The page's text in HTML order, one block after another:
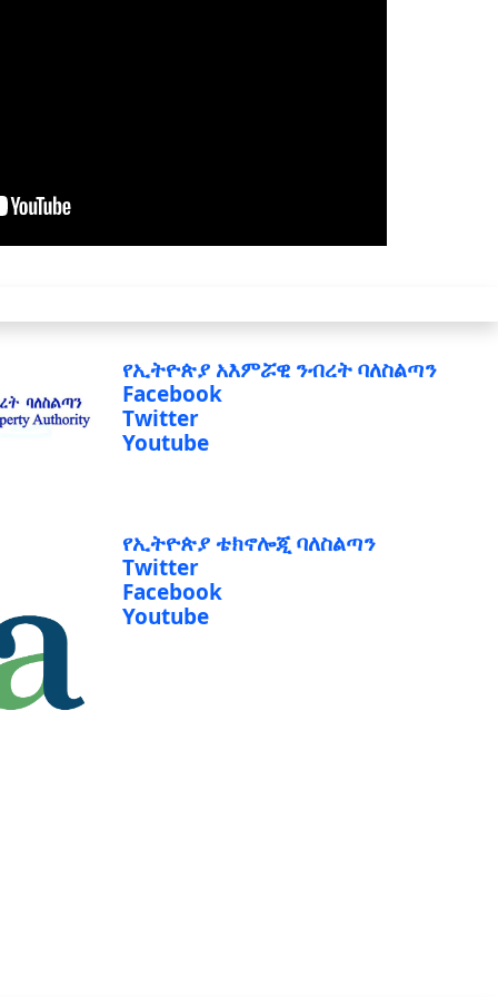
የኢትዮጵያ አእምሯዊ ንብረት ባለስልጣን
Facebook
Twitter
Youtube
የኢትዮጵያ ቴክኖሎጂ ባለስልጣን
Twitter
Facebook
Youtube